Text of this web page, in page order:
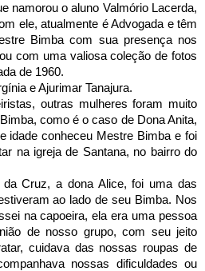
namorou o aluno Valmório Lacerda,
ele, atualmente é Advogada e têm
Bimba com sua presença nos
com uma valiosa coleção de fotos
de 1960.
e Ajurimar Tanajura.
outras mulheres foram muito
como é o caso de Dona Anita,
idade conheceu Mestre Bimba e foi
na igreja de Santana, no bairro do
Cruz, a dona Alice, foi uma das
ao lado de seu Bimba. Nos
na capoeira, ela era uma pessoa
de nosso grupo, com seu jeito
cuidava das nossas roupas de
nossas dificuldades ou